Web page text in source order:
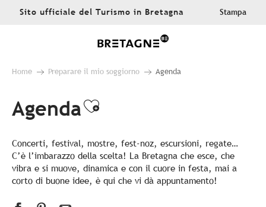
AllerSito ufficiale del Turismo in Bretagna Stampa
Home Preparare il mio soggiorno Agenda
AgendaAjouter aux favoris
Concerti, festival, mostre, fest-noz, escursioni, regate…
C’è l’imbarazzo della scelta! La Bretagna che esce, che
vibra e si muove, dinamica e con il cuore in festa, mai a
corto di buone idee, è qui che vi dà appuntamento!